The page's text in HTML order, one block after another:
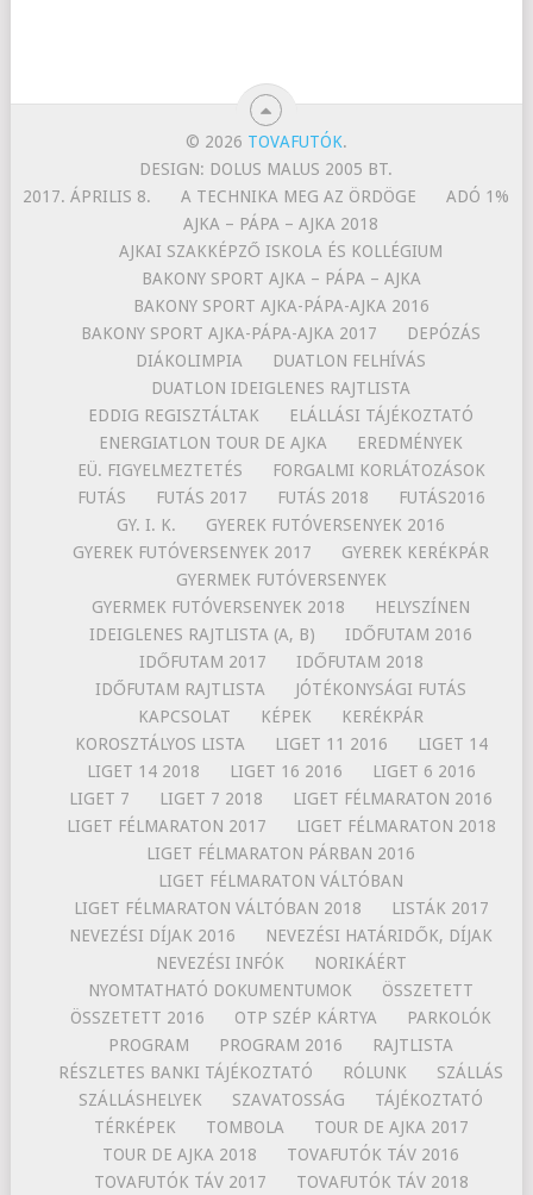
© 2026 TOVAFUTÓK.
DESIGN: DOLUS MALUS 2005 BT.
2017. ÁPRILIS 8.
A TECHNIKA MEG AZ ÖRDÖGE
ADÓ 1%
AJKA – PÁPA – AJKA 2018
AJKAI SZAKKÉPZŐ ISKOLA ÉS KOLLÉGIUM
BAKONY SPORT AJKA – PÁPA – AJKA
BAKONY SPORT AJKA-PÁPA-AJKA 2016
BAKONY SPORT AJKA-PÁPA-AJKA 2017
DEPÓZÁS
DIÁKOLIMPIA
DUATLON FELHÍVÁS
DUATLON IDEIGLENES RAJTLISTA
EDDIG REGISZTÁLTAK
ELÁLLÁSI TÁJÉKOZTATÓ
ENERGIATLON TOUR DE AJKA
EREDMÉNYEK
EÜ. FIGYELMEZTETÉS
FORGALMI KORLÁTOZÁSOK
FUTÁS
FUTÁS 2017 FUTÁS 2018
FUTÁS2016
GY. I. K.
GYEREK FUTÓVERSENYEK 2016
GYEREK FUTÓVERSENYEK 2017
GYEREK KERÉKPÁR
GYERMEK FUTÓVERSENYEK
GYERMEK FUTÓVERSENYEK 2018
HELYSZÍNEN
IDEIGLENES RAJTLISTA (A, B)
IDŐFUTAM 2016
IDŐFUTAM 2017
IDŐFUTAM 2018
IDŐFUTAM RAJTLISTA
JÓTÉKONYSÁGI FUTÁS
KAPCSOLAT
KÉPEK
KERÉKPÁR
KOROSZTÁLYOS LISTA
LIGET 11 2016
LIGET 14
LIGET 14 2018
LIGET 16 2016
LIGET 6 2016
LIGET 7
LIGET 7 2018
LIGET FÉLMARATON 2016
LIGET FÉLMARATON 2017
LIGET FÉLMARATON 2018
LIGET FÉLMARATON PÁRBAN 2016
LIGET FÉLMARATON VÁLTÓBAN
LIGET FÉLMARATON VÁLTÓBAN 2018
LISTÁK 2017
NEVEZÉSI DÍJAK 2016
NEVEZÉSI HATÁRIDŐK, DÍJAK
NEVEZÉSI INFÓK
NORIKÁÉRT
NYOMTATHATÓ DOKUMENTUMOK
ÖSSZETETT
ÖSSZETETT 2016
OTP SZÉP KÁRTYA
PARKOLÓK
PROGRAM
PROGRAM 2016
RAJTLISTA
RÉSZLETES BANKI TÁJÉKOZTATÓ
RÓLUNK
SZÁLLÁS
SZÁLLÁSHELYEK
SZAVATOSSÁG
TÁJÉKOZTATÓ
TÉRKÉPEK
TOMBOLA
TOUR DE AJKA 2017
TOUR DE AJKA 2018
TOVAFUTÓK TÁV 2016
TOVAFUTÓK TÁV 2017
TOVAFUTÓK TÁV 2018